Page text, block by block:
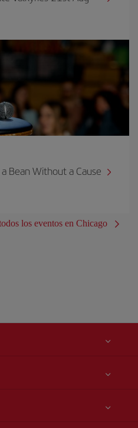
Bean Without a Cause
los eventos en Chicago